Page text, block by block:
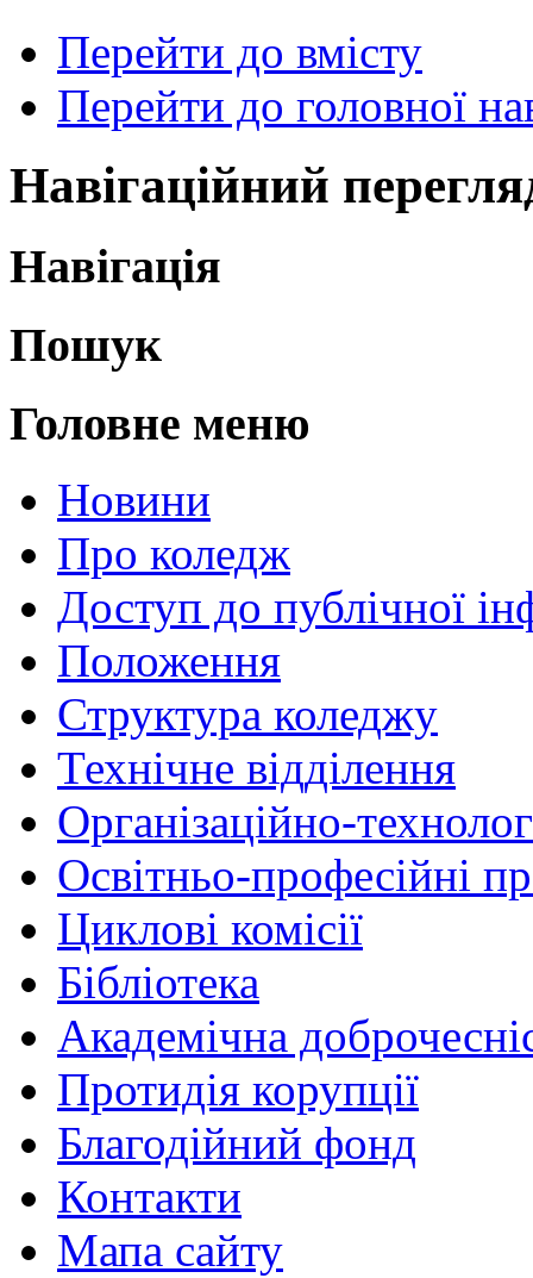
Перейти до вмісту
Перейти до головної
Навігаційний
Навігація
Пошук
Головне меню
Новини
Про коледж
Доступ до публічної
Положення
Структура коледжу
Технічне відділення
Організаційно-
Освітньо-професійні
Циклові комісії
Бібліотека
Академічна
Протидія корупції
Благодійний фонд
Контакти
Мапа сайту